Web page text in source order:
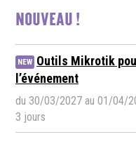
NOUVEAU !
NEW Outils Mikrotik
l’événement
du 30/03/2027 au 01/04/
3 jours